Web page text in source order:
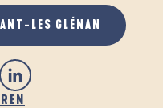
LES GLÉNAN